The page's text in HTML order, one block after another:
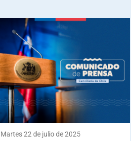
Martes 22 de julio de 2025